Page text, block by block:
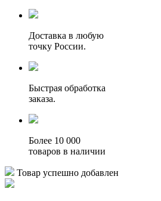
Доставка в любую
точку России.
Быстрая обработка
заказа.
Более 10 000
товаров в наличии
Товар успешно добавлен